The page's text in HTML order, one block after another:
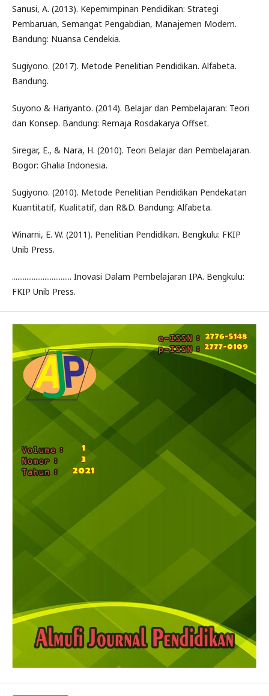
Sanusi, A. (2013). Kepemimpinan Pendidikan: Strategi
Pembaruan, Semangat Pengabdian, Manajemen Modern.
Bandung: Nuansa Cendekia.
Sugiyono. (2017). Metode Penelitian Pendidikan. Alfabeta.
Bandung.
Suyono & Hariyanto. (2014). Belajar dan Pembelajaran: Teori
dan Konsep. Bandung: Remaja Rosdakarya Offset.
Siregar, E., & Nara, H. (2010). Teori Belajar dan Pembelajaran.
Bogor: Ghalia Indonesia.
Sugiyono. (2010). Metode Penelitian Pendidikan Pendekatan
Kuantitatif, Kualitatif, dan R&D. Bandung: Alfabeta.
Winarni, E. W. (2011). Penelitian Pendidikan. Bengkulu: FKIP
Unib Press.
................................. Inovasi Dalam Pembelajaran IPA. Bengkulu:
FKIP Unib Press.